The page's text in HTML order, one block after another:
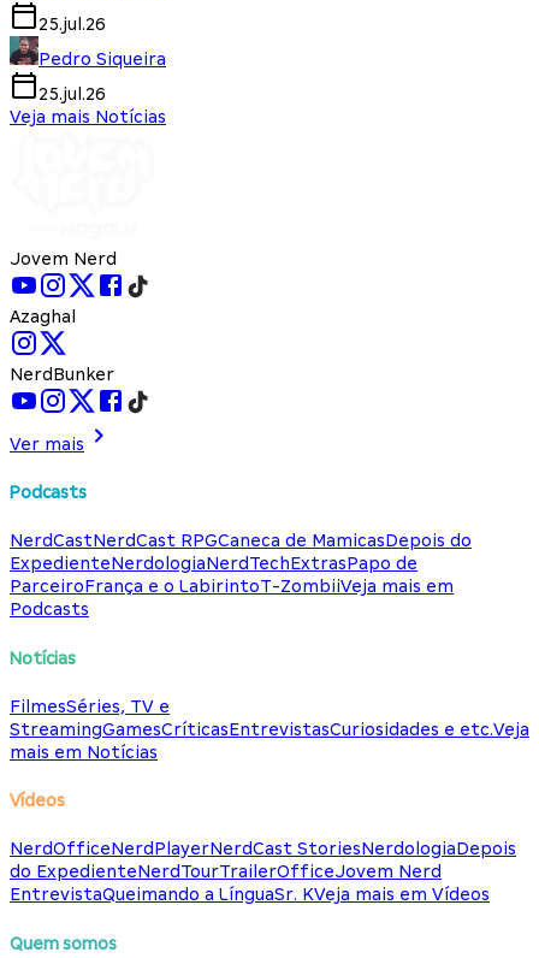
25.jul.26
Pedro Siqueira
25.jul.26
Veja mais Notícias
Jovem Nerd
Azaghal
NerdBunker
Ver mais
Podcasts
NerdCastNerdCast RPGCaneca de MamicasDepois do
ExpedienteNerdologiaNerdTechExtrasPapo de
ParceiroFrança e o LabirintoT-ZombiiVeja mais em
Podcasts
Notícias
FilmesSéries, TV e
StreamingGamesCríticasEntrevistasCuriosidades e etc.Veja
mais em Notícias
Vídeos
NerdOfficeNerdPlayerNerdCast StoriesNerdologiaDepois
do ExpedienteNerdTourTrailerOfficeJovem Nerd
EntrevistaQueimando a LínguaSr. KVeja mais em Vídeos
Quem somos